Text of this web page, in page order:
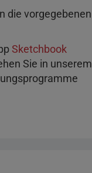
die vorgegebenen
Sketchbook
Sie in unserem